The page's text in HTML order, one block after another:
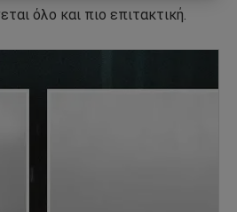
όλο και πιο επιτακτική.